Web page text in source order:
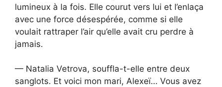
lumineux à la fois. Elle courut vers lui et l’enlaça
avec une force désespérée, comme si elle
voulait rattraper l’air qu’elle avait cru perdre à
jamais.
— Natalia Vetrova, souffla-t-elle entre deux
sanglots. Et voici mon mari, Alexeï… Vous avez